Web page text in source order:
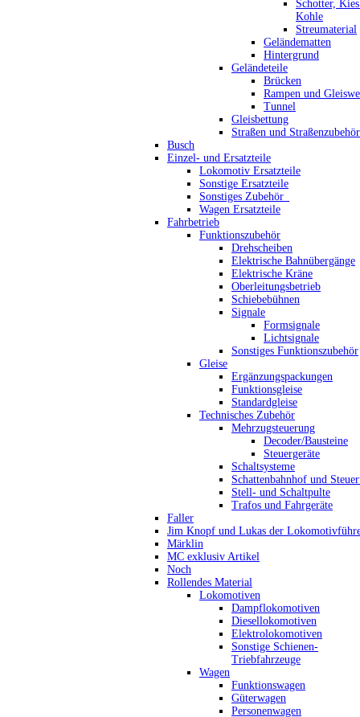
Schotter,
Kohle
Streumaterial
Geländematten
Hintergrund
Geländeteile
Brücken
Rampen und
Tunnel
Gleisbettung
Straßen und Straßenzubehör
Busch
Einzel- und Ersatzteile
Lokomotiv Ersatzteile
Sonstige Ersatzteile
Sonstiges Zubehör_
Wagen Ersatzteile
Fahrbetrieb
Funktionszubehör
Drehscheiben
Elektrische Bahnübergänge
Elektrische Kräne
Oberleitungsbetrieb
Schiebebühnen
Signale
Formsignale
Lichtsignale
Sonstiges Funktionszubehör
Gleise
Ergänzungspackungen
Funktionsgleise
Standardgleise
Technisches Zubehör
Mehrzugsteuerung
Decoder/Bausteine
Steuergeräte
Schaltsysteme
Schattenbahnhof und
Stell- und Schaltpulte
Trafos und Fahrgeräte
Faller
Jim Knopf und Lukas der
Märklin
MC exklusiv Artikel
Noch
Rollendes Material
Lokomotiven
Dampflokomotiven
Diesellokomotiven
Elektrolokomotiven
Sonstige Schienen-
Triebfahrzeuge
Wagen
Funktionswagen
Güterwagen
Personenwagen